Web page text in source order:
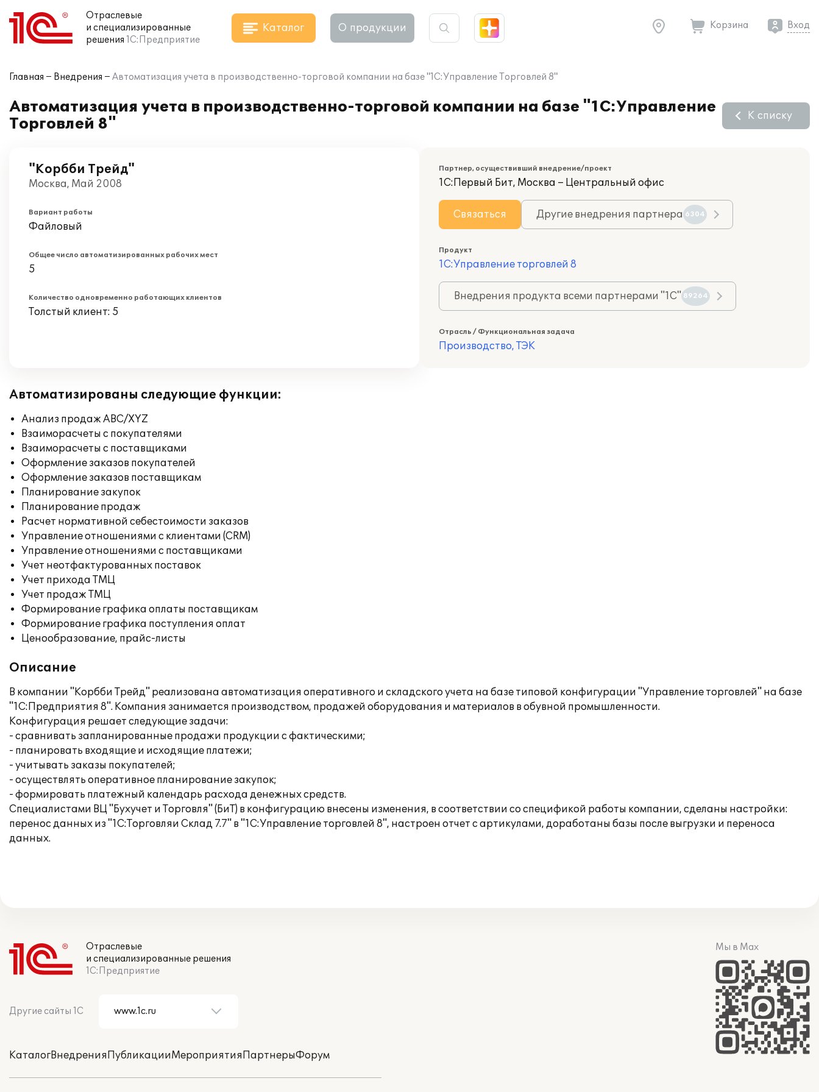
Отраслевые
и специализированные
решения 1С:Предприятие
Каталог О продукции Корзина Вход
Главная Внедрения Автоматизация учета в производственно-торговой компании на базе "1С:Управление Торговлей 8"
Автоматизация учета в производственно-торговой компании на базе "1С:Управление
Торговлей 8"
К списку
"Корбби Трейд"
Москва, Май 2008
Вариант работы
Файловый
Общее число автоматизированных рабочих мест
5
Количество одновременно работающих клиентов
Толстый клиент: 5
Партнер, осуществивший внедрение/проект
1С:Первый Бит, Москва – Центральный офис
Связаться Другие внедрения партнера 6304
Продукт
1С:Управление торговлей 8
Внедрения продукта всеми партнерами "1С" 89264
Отрасль / Функциональная задача
Производство, ТЭК
Автоматизированы следующие функции:
Анализ продаж ABC/XYZ
Взаиморасчеты с покупателями
Взаиморасчеты с поставщиками
Оформление заказов покупателей
Оформление заказов поставщикам
Планирование закупок
Планирование продаж
Расчет нормативной себестоимости заказов
Управление отношениями с клиентами (CRM)
Управление отношениями с поставщиками
Учет неотфактурованных поставок
Учет прихода ТМЦ
Учет продаж ТМЦ
Формирование графика оплаты поставщикам
Формирование графика поступления оплат
Ценообразование, прайс-листы
Описание
В компании "Корбби Трейд" реализована автоматизация оперативного и складского учета на базе типовой конфигурации "Управление торговлей" на базе
"1С:Предприятия 8". Компания занимается производством, продажей оборудования и материалов в обувной промышленности.
Конфигурация решает следующие задачи:
- сравнивать запланированные продажи продукции с фактическими;
- планировать входящие и исходящие платежи;
- учитывать заказы покупателей;
- осуществлять оперативное планирование закупок;
- формировать платежный календарь расхода денежных средств.
Специалистами ВЦ "Бухучет и Торговля" (БиТ) в конфигурацию внесены изменения, в соответствии со спецификой работы компании, сделаны настройки:
перенос данных из "1С:Торговляи Склад 7.7" в "1С:Управление торговлей 8", настроен отчет с артикулами, доработаны базы после выгрузки и переноса
данных.
Отраслевые
и специализированные решения
1С:Предприятие
Другие сайты 1С
КаталогВнедренияПубликацииМероприятияПартнерыФорум
Мы в Max